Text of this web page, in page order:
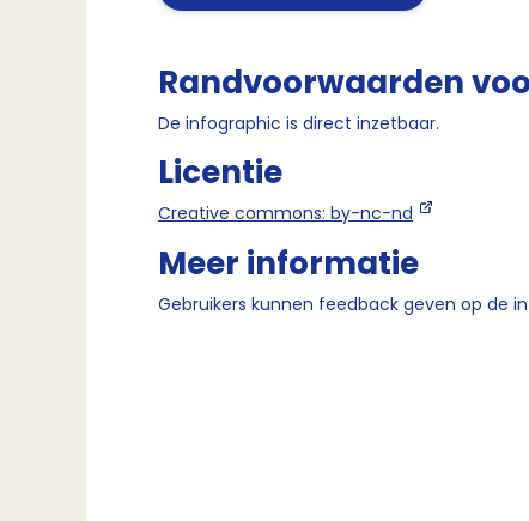
Randvoorwaarden
De infographic is direct inzetbaar.
Licentie
Creative commons: by-nc-nd
Meer informatie
Gebruikers kunnen feedback geven op de